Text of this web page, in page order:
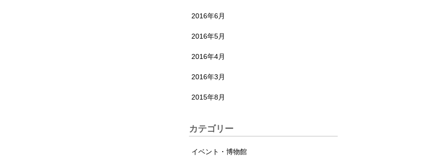
2016年6月
2016年5月
2016年4月
2016年3月
2015年8月
カテゴリー
イベント・博物館